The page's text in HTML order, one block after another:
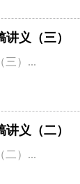
义（三）
三）...
义（二）
二）...